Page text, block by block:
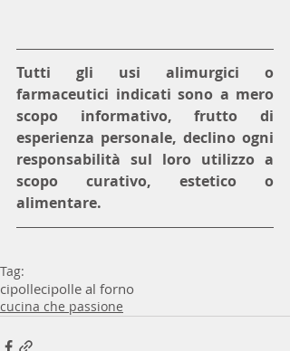
Tutti gli usi alimurgici o
farmaceutici indicati sono a mero
scopo informativo, frutto di
esperienza personale, declino ogni
responsabilità sul loro utilizzo a
scopo curativo, estetico o
alimentare.
Tag:
cipollecipolle al forno
cucina che passione